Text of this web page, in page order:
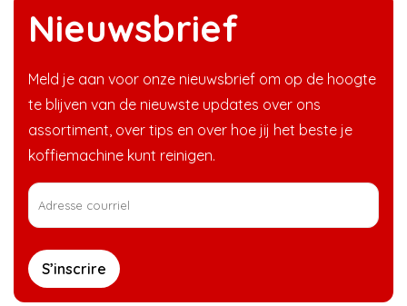
Nieuwsbrief
Meld je aan voor onze nieuwsbrief om op de hoogte
te blijven van de nieuwste updates over ons
assortiment, over tips en over hoe jij het beste je
koffiemachine kunt reinigen.
S’inscrire